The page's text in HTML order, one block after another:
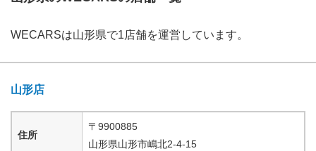
WECARSは山形県で1店舗を運営しています。
山形店
住所
〒 9900885
山形県山形市嶋北2-4-15